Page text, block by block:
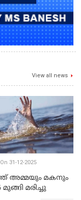
View all news
31-12-2025
അമ്മയും മകനും
മരിച്ചു